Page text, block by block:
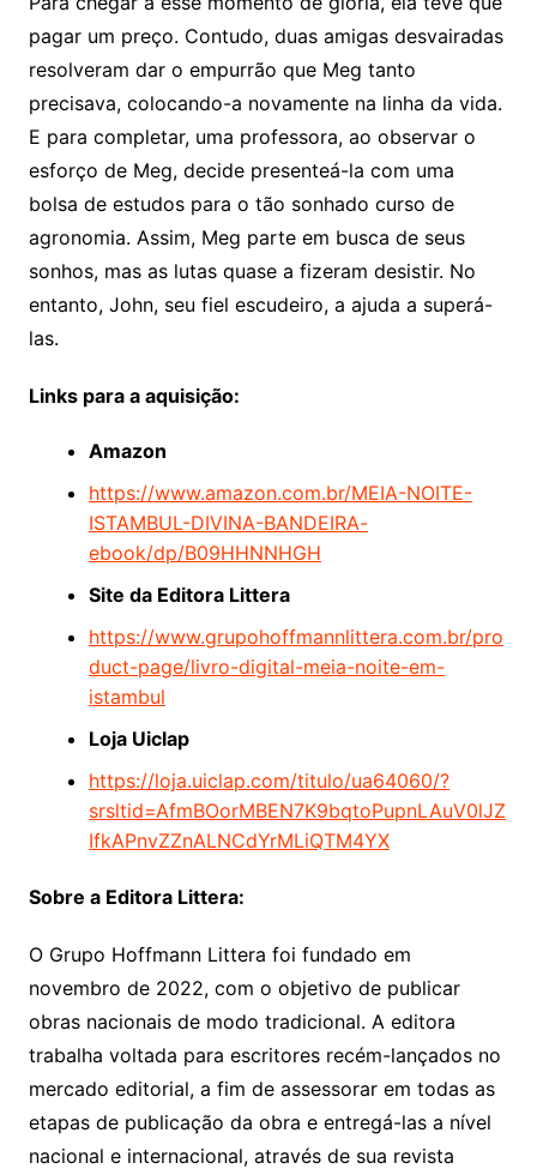
pagar um preço. Contudo, duas amigas desvairadas
resolveram dar o empurrão que Meg tanto
precisava, colocando-a novamente na linha da vida.
E para completar, uma professora, ao observar o
esforço de Meg, decide presenteá-la com uma
bolsa de estudos para o tão sonhado curso de
agronomia. Assim, Meg parte em busca de seus
sonhos, mas as lutas quase a fizeram desistir. No
entanto, John, seu fiel escudeiro, a ajuda a superá-
las.
Links para a aquisição:
Amazon
https://www.amazon.com.br/MEIA-NOITE-
ISTAMBUL-DIVINA-BANDEIRA-
ebook/dp/B09HHNNHGH
Site da Editora Littera
https://www.grupohoffmannlittera.com.br/pro
duct-page/livro-digital-meia-noite-em-
istambul
Loja Uiclap
https://loja.uiclap.com/titulo/ua64060/?
srsltid=AfmBOorMBEN7K9bqtoPupnLAuV0lJZ
IfkAPnvZZnALNCdYrMLiQTM4YX
Sobre a Editora Littera:
O Grupo Hoffmann Littera foi fundado em
novembro de 2022, com o objetivo de publicar
obras nacionais de modo tradicional. A editora
trabalha voltada para escritores recém-lançados no
mercado editorial, a fim de assessorar em todas as
etapas de publicação da obra e entregá-las a nível
nacional e internacional, através de sua revista